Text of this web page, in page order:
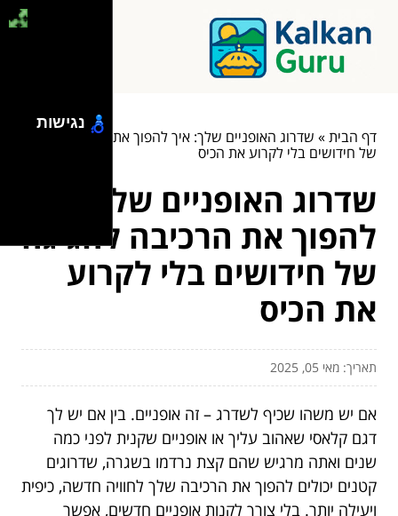
דף הבית» שדרוג האופניים שלך: איך להפוך את הרכיבה לחגיגה
של חידושים בלי לקרוע את הכיס
שדרוג האופניים שלך: איך
להפוך את הרכיבה לחגיגה
של חידושים בלי לקרוע
את הכיס
תאריך: מאי 05, 2025
אם יש משהו שכיף לשדרג – זה אופניים. בין אם יש לך
דגם קלאסי שאהוב עליך או אופניים שקנית לפני כמה
שנים ואתה מרגיש שהם קצת נרדמו בשגרה, שדרוגים
קטנים יכולים להפוך את הרכיבה שלך לחוויה חדשה, כיפית
ויעילה יותר. בלי צורך לקנות אופניים חדשים, אפשר
נגישות